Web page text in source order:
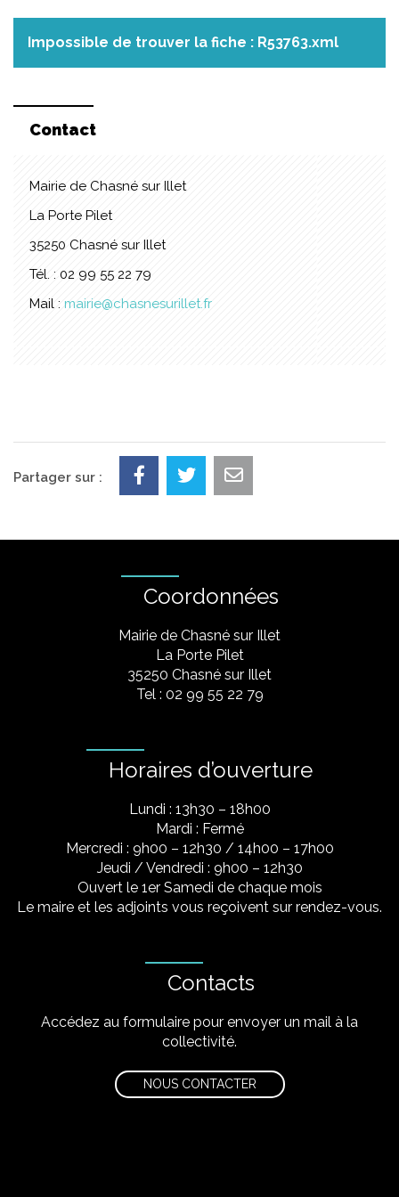
Impossible de trouver la fiche : R53763.xml
Contact
Mairie de Chasné sur Illet
La Porte Pilet
35250 Chasné sur Illet
Tél. : 02 99 55 22 79
Mail : mairie@chasnesurillet.fr
Partager sur :
Coordonnées
Mairie de Chasné sur Illet
La Porte Pilet
35250 Chasné sur Illet
Tel : 02 99 55 22 79
Horaires d’ouverture
Lundi : 13h30 – 18h00
Mardi : Fermé
Mercredi : 9h00 – 12h30 / 14h00 – 17h00
Jeudi / Vendredi : 9h00 – 12h30
Ouvert le 1er Samedi de chaque mois
Le maire et les adjoints vous reçoivent sur rendez-vous.
Contacts
Accédez au formulaire pour envoyer un mail à la
collectivité.
NOUS CONTACTER